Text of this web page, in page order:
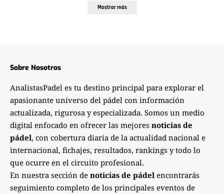
Mostrar más
Sobre Nosotros
AnalistasPadel es tu destino principal para explorar el
apasionante universo del pádel con información
actualizada, rigurosa y especializada. Somos un medio
digital enfocado en ofrecer las mejores noticias de
pádel, con cobertura diaria de la actualidad nacional e
internacional, fichajes, resultados, rankings y todo lo
que ocurre en el circuito profesional.
En nuestra sección de noticias de pádel encontrarás
seguimiento completo de los principales eventos de